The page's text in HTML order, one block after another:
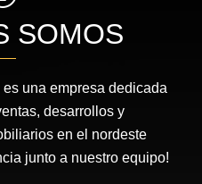
SOMOS
una empresa dedicada
desarrollos y
en el nordeste
junto a nuestro equipo!